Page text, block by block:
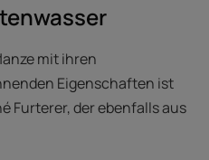
mit ihren
Eigenschaften ist
Furterer, der ebenfalls aus